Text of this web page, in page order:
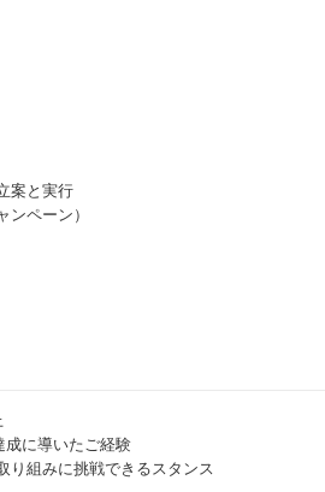
案と実行
ンペーン）
成に導いたご経験
り組みに挑戦できるスタンス